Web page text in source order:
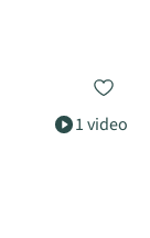
1 video